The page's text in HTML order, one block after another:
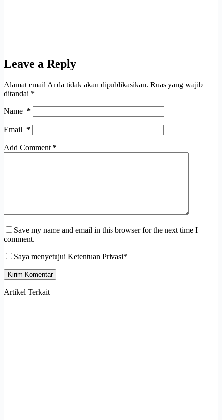
Leave a Reply
Alamat email Anda tidak akan dipublikasikan. Ruas yang wajib
ditandai *
Name *
Email *
Add Comment *
Save my name and email in this browser for the next time I
comment.
Saya menyetujui Ketentuan Privasi*
Kirim Komentar
Artikel Terkait